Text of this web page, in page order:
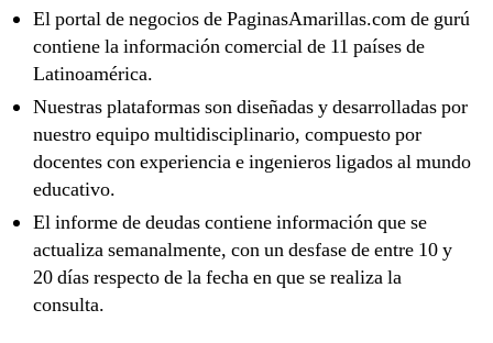
El portal de negocios de PaginasAmarillas.com de gurú
contiene la información comercial de 11 países de
Latinoamérica.
Nuestras plataformas son diseñadas y desarrolladas por
nuestro equipo multidisciplinario, compuesto por
docentes con experiencia e ingenieros ligados al mundo
educativo.
El informe de deudas contiene información que se
actualiza semanalmente, con un desfase de entre 10 y
20 días respecto de la fecha en que se realiza la
consulta.